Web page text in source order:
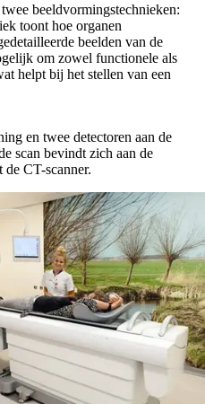
beeldvormingstechnieken:
toont hoe organen
beelden van de
om zowel functionele als
helpt bij het stellen van een
en twee detectoren aan de
scan bevindt zich aan de
CT-scanner.